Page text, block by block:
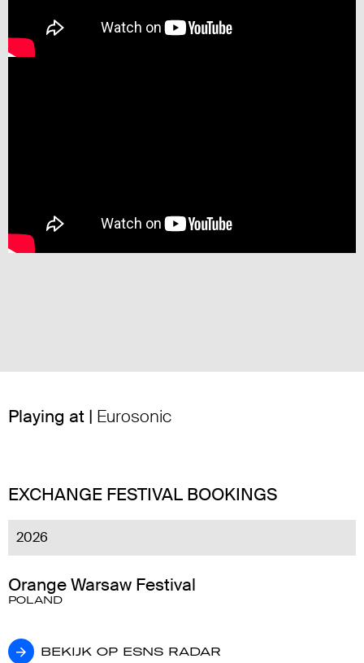
Playing at | Eurosonic
EXCHANGE FESTIVAL BOOKINGS
2026
Orange Warsaw Festival
POLAND
BEKIJK OP ESNS RADAR
BEKIJK OP ESNS RADAR